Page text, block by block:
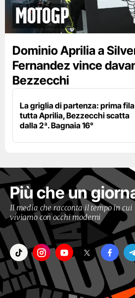
motogp
Dominio Aprilia a
Fernandez vince
Bezzecchi
La griglia di partenza: prima fila
tutta Aprilia, Bezzecchi scatta
dalla 2ª. Bagnaia 16°
Più che un
Il media che racconta il tempo in cui
viviamo con occhi moderni